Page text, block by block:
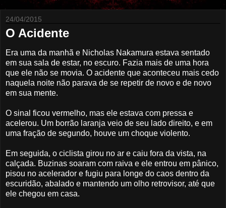
24/04/2015
O Acidente
Era uma da manhã e Nicholas Nakamura estava sentado
em sua sala de estar, no escuro. Fazia mais de uma hora
que ele não se movia. O acidente que aconteceu mais cedo
naquela noite não parava de se repetir de novo e de novo
em sua mente.
O sinal ficou vermelho, mas ele estava com pressa e
acelerou. Um borrão laranja veio de seu lado direito, e em
uma fração de segundo, houve um choque violento.
Em seguida, o ciclista girou no ar e caiu fora da vista, na
calçada. Buzinas soaram com raiva e ele entrou em pânico,
pisou no acelerador e fugiu para longe do caos dentro da
escuridão, abalado e mantendo um olho retrovisor, até que
ele chegou em casa.